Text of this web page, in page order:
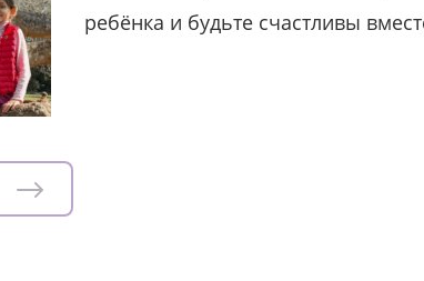
ребёнка и будьте счастливы